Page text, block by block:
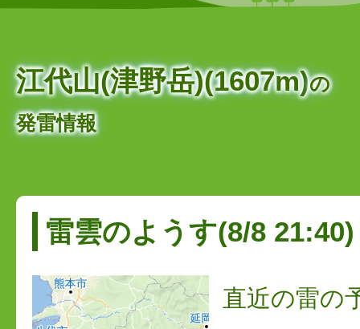
江代山(津野岳)(1607m)の
発雷情報
雷雲のようす(8/8 21:40)
直近の雷の